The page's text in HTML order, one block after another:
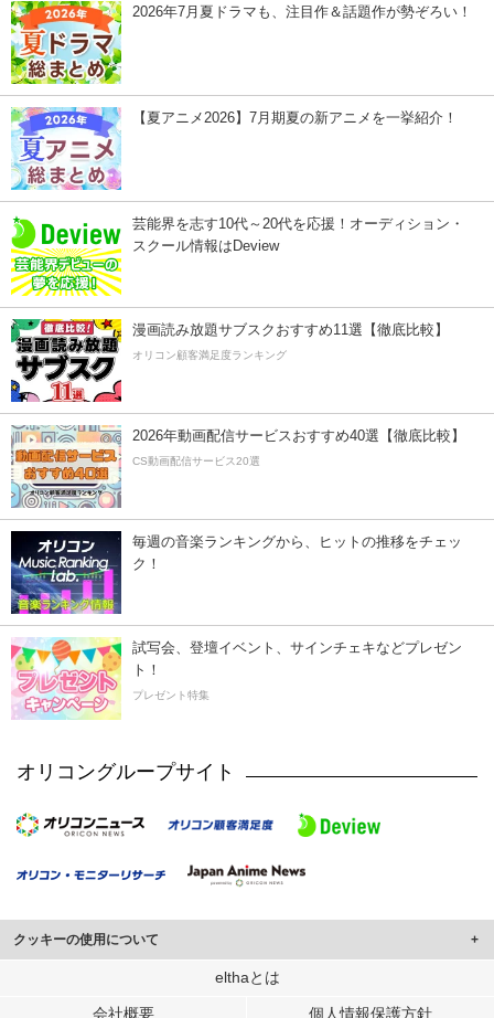
2026年7月夏ドラマも、注目作＆話題作が勢ぞろい！
【夏アニメ2026】7月期夏の新アニメを一挙紹介！
芸能界を志す10代～20代を応援！オーディション・
スクール情報はDeview
漫画読み放題サブスクおすすめ11選【徹底比較】
オリコン顧客満足度ランキング
2026年動画配信サービスおすすめ40選【徹底比較】
CS動画配信サービス20選
毎週の音楽ランキングから、ヒットの推移をチェッ
ク！
試写会、登壇イベント、サインチェキなどプレゼン
ト！
プレゼント特集
オリコングループサイト
クッキーの使用について
このサイトでは Cookie を使用して、ユーザーに合わせたコンテンツや広告の
行っています。
elthaとは
会社概要 個人情報保護方針